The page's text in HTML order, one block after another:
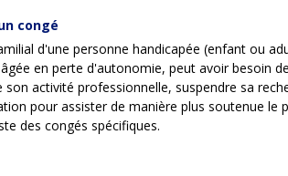
congé
d'une personne handicapée (enfant ou
en perte d'autonomie, peut avoir besoin
son activité professionnelle, suspendre sa
pour assister de manière plus soutenue le
des congés spécifiques.